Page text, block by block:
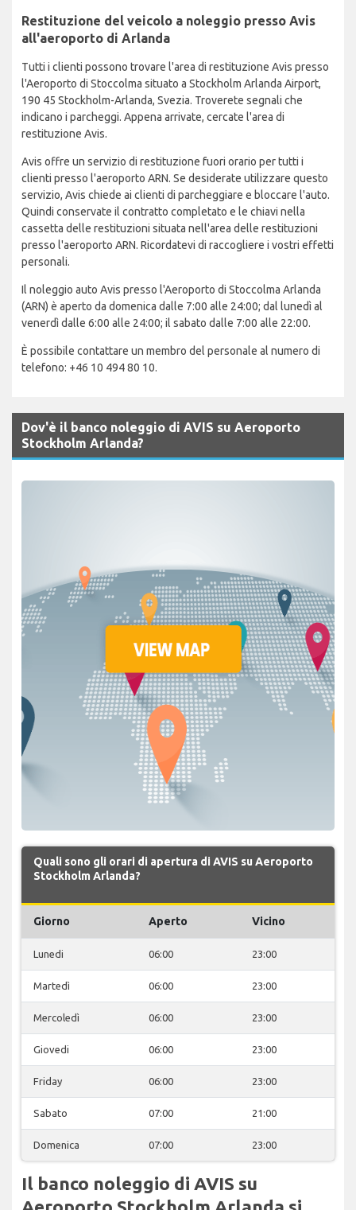
Restituzione del veicolo a noleggio presso Avis
all'aeroporto di Arlanda
Tutti i clienti possono trovare l'area di restituzione Avis presso
l'Aeroporto di Stoccolma situato a Stockholm Arlanda Airport,
190 45 Stockholm-Arlanda, Svezia. Troverete segnali che
indicano i parcheggi. Appena arrivate, cercate l'area di
restituzione Avis.
Avis offre un servizio di restituzione fuori orario per tutti i
clienti presso l'aeroporto ARN. Se desiderate utilizzare questo
servizio, Avis chiede ai clienti di parcheggiare e bloccare l'auto.
Quindi conservate il contratto completato e le chiavi nella
cassetta delle restituzioni situata nell'area delle restituzioni
presso l'aeroporto ARN. Ricordatevi di raccogliere i vostri effetti
personali.
Il noleggio auto Avis presso l'Aeroporto di Stoccolma Arlanda
(ARN) è aperto da domenica dalle 7:00 alle 24:00; dal lunedì al
venerdì dalle 6:00 alle 24:00; il sabato dalle 7:00 alle 22:00.
È possibile contattare un membro del personale al numero di
telefono: +46 10 494 80 10.
Dov'è il banco noleggio di AVIS su Aeroporto
Stockholm Arlanda?
Quali sono gli orari di apertura di AVIS su Aeroporto
Stockholm Arlanda?
Giorno Aperto Vicino
Lunedi 06:00 23:00
Martedì 06:00 23:00
Mercoledì 06:00 23:00
Giovedi 06:00 23:00
Friday 06:00 23:00
Sabato 07:00 21:00
Domenica 07:00 23:00
Il banco noleggio di AVIS su